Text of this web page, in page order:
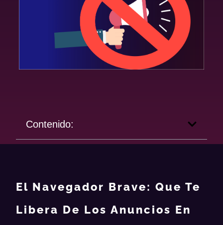
El Navegador Brave: Que Te
Libera De Los Anuncios En
Contenido: